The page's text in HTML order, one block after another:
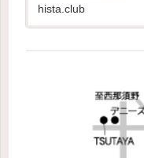
hista.club